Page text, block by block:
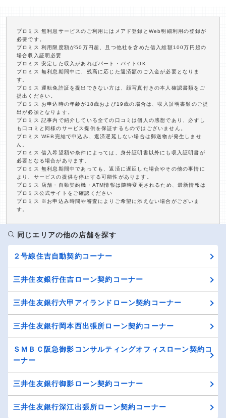
プロミス 無利息サービスのご利用にはメアド登録とWeb明細利用の登録が
必要です。
プロミス 利用限度額が50万円超、且つ他社を含めた借入総額100万円超の
場合収入証明必要
プロミス 安定した収入があればパート・バイトOK
プロミス 無利息期間中に、残高に応じた返済額のご入金が必要となりま
す。
プロミス 運転免許証を提出できない方は、顔写真付きの本人確認書類をご
提出ください。
プロミス お申込時の年齢が18歳および19歳の場合は、収入証明書類のご提
出が必須となります。
プロミス 記事内で紹介している全ての口コミは個人の感想であり、必ずし
も口コミと同様のサービス提供を保証するものではございません。
プロミス WEB完結で申込み、返済遅延しない場合は郵送物が発生しませ
ん。
プロミス 借入希望額や条件によっては、身分証明書以外にも収入証明書が
必要となる場合があります。
プロミス 無利息期間中であっても、返済に遅延した場合やその他の事情に
より、サービスの提供を停止する可能性があります。
プロミス 店舗・自動契約機・ATM情報は随時変更されるため、最新情報は
プロミス公式サイトをご確認ください
プロミス ※お申込み時間や審査によりご希望に添えない場合がございま
す。
同じエリアの他の店舗を探す
２号線住吉自動契約コーナー
三井住友銀行住吉ローン契約コーナー
三井住友銀行六甲アイランドローン契約コーナー
三井住友銀行岡本西出張所ローン契約コーナー
ＳＭＢＣ阪急御影コンサルティングオフィスローン契約コ
ーナー
三井住友銀行御影ローン契約コーナー
三井住友銀行深江出張所ローン契約コーナー